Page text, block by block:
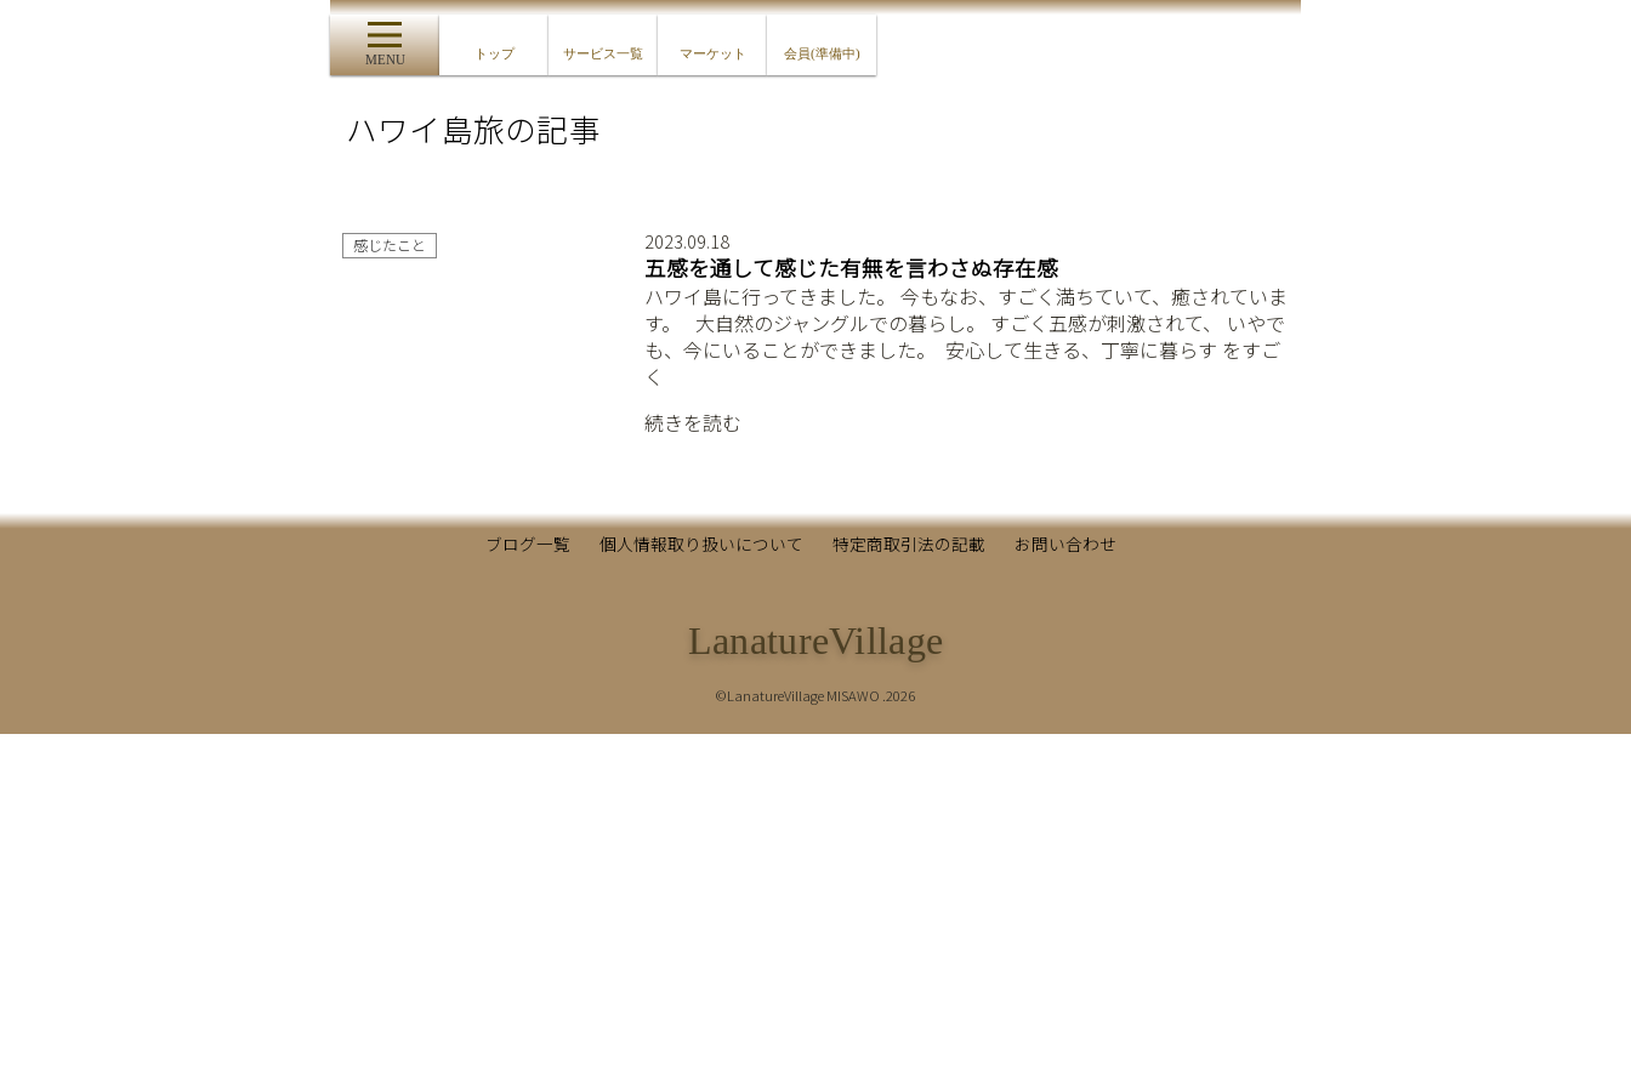
MENU トップ サービス一覧 マーケット 会員(準備中)
ハワイ島旅の記事
2023.09.18
感じたこと
五感を通して感じた有無を言わさぬ存在感
ハワイ島に行ってきました。 今もなお、すごく満ちていて、癒されていま
す。 ⁡ ⁡ 大自然のジャングルでの暮らし。 すごく五感が刺激されて、 いやで
も、今にいることができました。 ⁡ 安心して生きる、丁寧に暮らす をすご
く
続きを読む
ブログ一覧 個人情報取り扱いについて 特定商取引法の記載 お問い合わせ
LanatureVillage
©LanatureVillage MISAWO .2026